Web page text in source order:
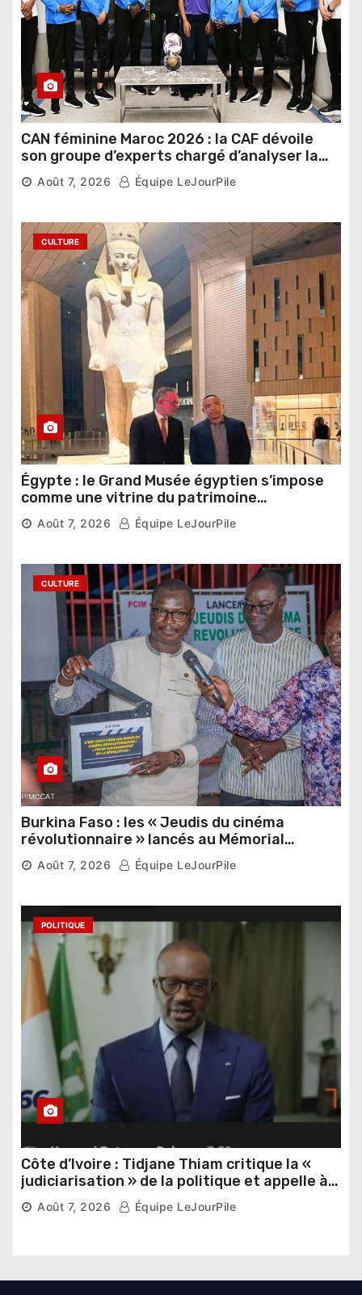
CAN féminine Maroc 2026 : la CAF dévoile
son groupe d’experts chargé d’analyser la
compétition
Août 7, 2026 Équipe LeJourPile
CULTURE
Égypte : le Grand Musée égyptien s’impose
comme une vitrine du patrimoine
pharaonique auprès des dirigeants
étrangers
Août 7, 2026 Équipe LeJourPile
CULTURE
Burkina Faso : les « Jeudis du cinéma
révolutionnaire » lancés au Mémorial
Thomas Sankara
Août 7, 2026 Équipe LeJourPile
POLITIQUE
Côte d’Ivoire : Tidjane Thiam critique la «
judiciarisation » de la politique et appelle à
poursuivre l’apaisement
Août 7, 2026 Équipe LeJourPile